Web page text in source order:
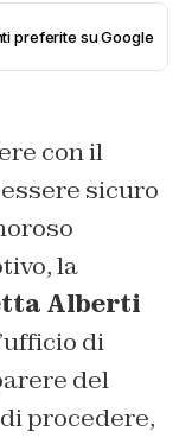
preferite su Google
con il
sicuro
la
Alberti
di
del
procedere,